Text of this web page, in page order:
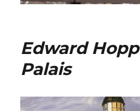
Edward
Palais